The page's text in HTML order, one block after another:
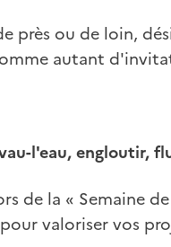
près ou de loin,
autant
l'eau, engloutir,
de la « Semaine
valoriser vos